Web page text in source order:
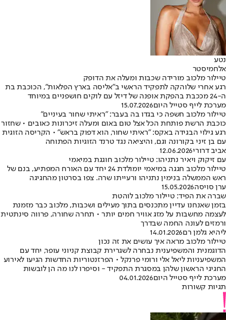
נטע
אלחמיסטר
טיילור מלכוב מורידה שכבות ומעלה את הדופק
רגע אחרי שלוהקה לתפקיד הראשי ב"אליסה בארץ הפלאות", הכוכבת בת
ה-24 מככבת בהפקת אופנה של דיזל עם לוקים חושפניים במיוחד
מערכת לייף סטייל היום15.07.2026
טיילור מלכוב חשפה כי בגדו בה בעבר: "ראיתי שחור בעיניים"
כוכבת הרשת פותחת הכל אצל טום באום ומעלה זיכרונות כאובים • שחזור
רגע גילוי הבגידה באקס: "ראיתי שחור, הוא דפוק בראש" • הקריסה הזוגית
עם בן זיני בקורונה וגם, והיציאה נגד טרנד הזוגיות הפתוחה
אביב דרורי12.06.2026
עם זיקוק ויאיר נתניהו: טיילור מלכוב חוגגת במיאמי
טיילור מלכוב חגגה במיאמי יומולדת 24 יחד עם האורח המפתיע, בנם של
ראש הממשלה בנימין נתניהו ורעייתו שרה. צפו בסרטון מהחגיגה
ערן סויסה15.05.2026
שברה את הפיד: טיילור מלכוב לוהטת
בזמן שאנחנו עדיין מתכנסים בתוך מעילים ושכבות, מלכוב כבר מזמנת
לעצמה מחשבות על מזג אוויר חמים יותר • תחרה שחורה, פרווה סינתטית
ורמזים לעונה החמה שבדרך
ליהיא גלמן רם14.01.2026
טיילור מלכוב מראה איך עושים את זה נכון
הדוגמנית והמשפיענית נבחרה לשגרירת קבוצת קניוני עופר, יחד עם
המשפיעניות ליאל אלי ורומי פרנקל • הפרזנטוריות החדשות הגיעו לאירוע
החגיגי הראשון שלהן במסגרת התפקיד - וסיפרו לנו מה הן לובשות
מערכת לייף סטייל היום04.01.2026
תגיות קשורות